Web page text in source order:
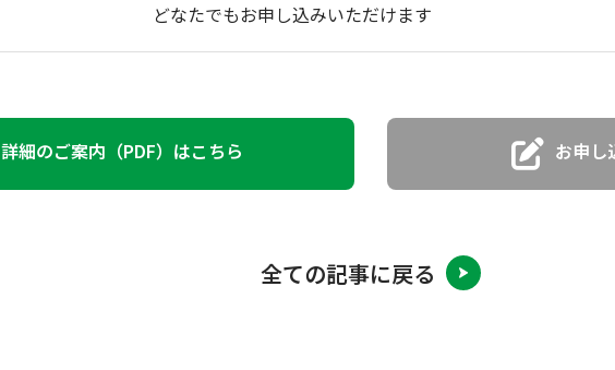
どなたでもお申し込みいただけます
詳細のご案内（PDF）はこちら お申し
全ての記事に戻る